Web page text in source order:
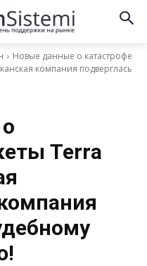
Новые данные о катастрофе
компания подверглась
Terra